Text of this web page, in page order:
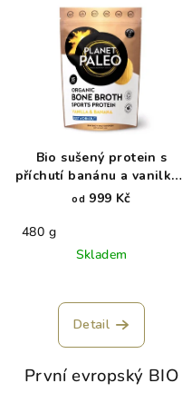
Bio sušený protein s
příchutí banánu a vanilky -
Sports Protein
od 999 Kč
480 g
Skladem
Detail
První evropský BIO